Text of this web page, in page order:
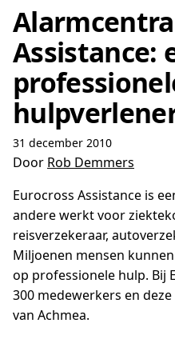
Assistance:
31 december 2010
Door Rob Demmers
Eurocross Assistance is
andere werkt voor
reisverzekeraar,
Miljoenen mensen
op professionele hulp. Bij
300 medewerkers en
van Achmea.